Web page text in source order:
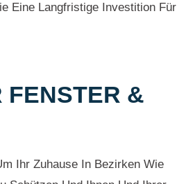
Eine Langfristige Investition Für
FENSTER &
Ihr Zuhause In Bezirken Wie